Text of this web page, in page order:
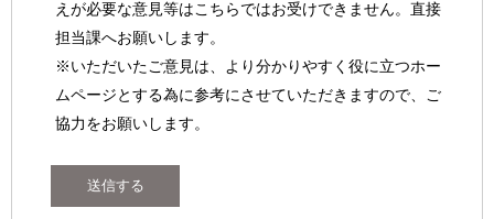
えが必要な意見等はこちらではお受けできません。直接
担当課へお願いします。
※いただいたご意見は、より分かりやすく役に立つホー
ムページとする為に参考にさせていただきますので、ご
協力をお願いします。